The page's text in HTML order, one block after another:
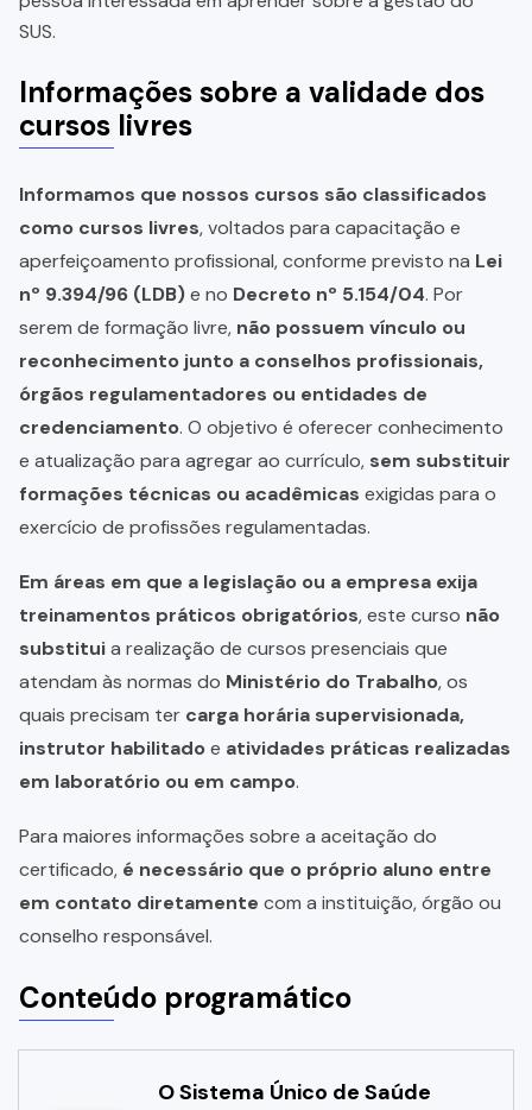
SUS.
Informações sobre a validade dos
cursos livres
Informamos que nossos cursos são classificados
como cursos livres, voltados para capacitação e
aperfeiçoamento profissional, conforme previsto na Lei
nº 9.394/96 (LDB)e no Decreto nº 5.154/04. Por
serem de formação livre, não possuem vínculo ou
reconhecimento junto a conselhos profissionais,
órgãos regulamentadores ou entidades de
credenciamento. O objetivo é oferecer conhecimento
e atualização para agregar ao currículo, sem substituir
formações técnicas ou acadêmicas exigidas para o
exercício de profissões regulamentadas.
Em áreas em que a legislação ou a empresa exija
treinamentos práticos obrigatórios, este curso não
substituia realização de cursos presenciais que
atendam às normas do Ministério do Trabalho, os
quais precisam ter carga horária supervisionada,
instrutor habilitadoe atividades práticas realizadas
em laboratório ou em campo.
Para maiores informações sobre a aceitação do
certificado, é necessário que o próprio aluno entre
em contato diretamente com a instituição, órgão ou
conselho responsável.
Conteúdo programático
O Sistema Único de Saúde